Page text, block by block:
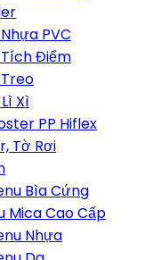
PVC
Điểm
Xì
PP Hiflex
Tờ Rơi
Bìa Cứng
Mica Cao Cấp
Nhựa